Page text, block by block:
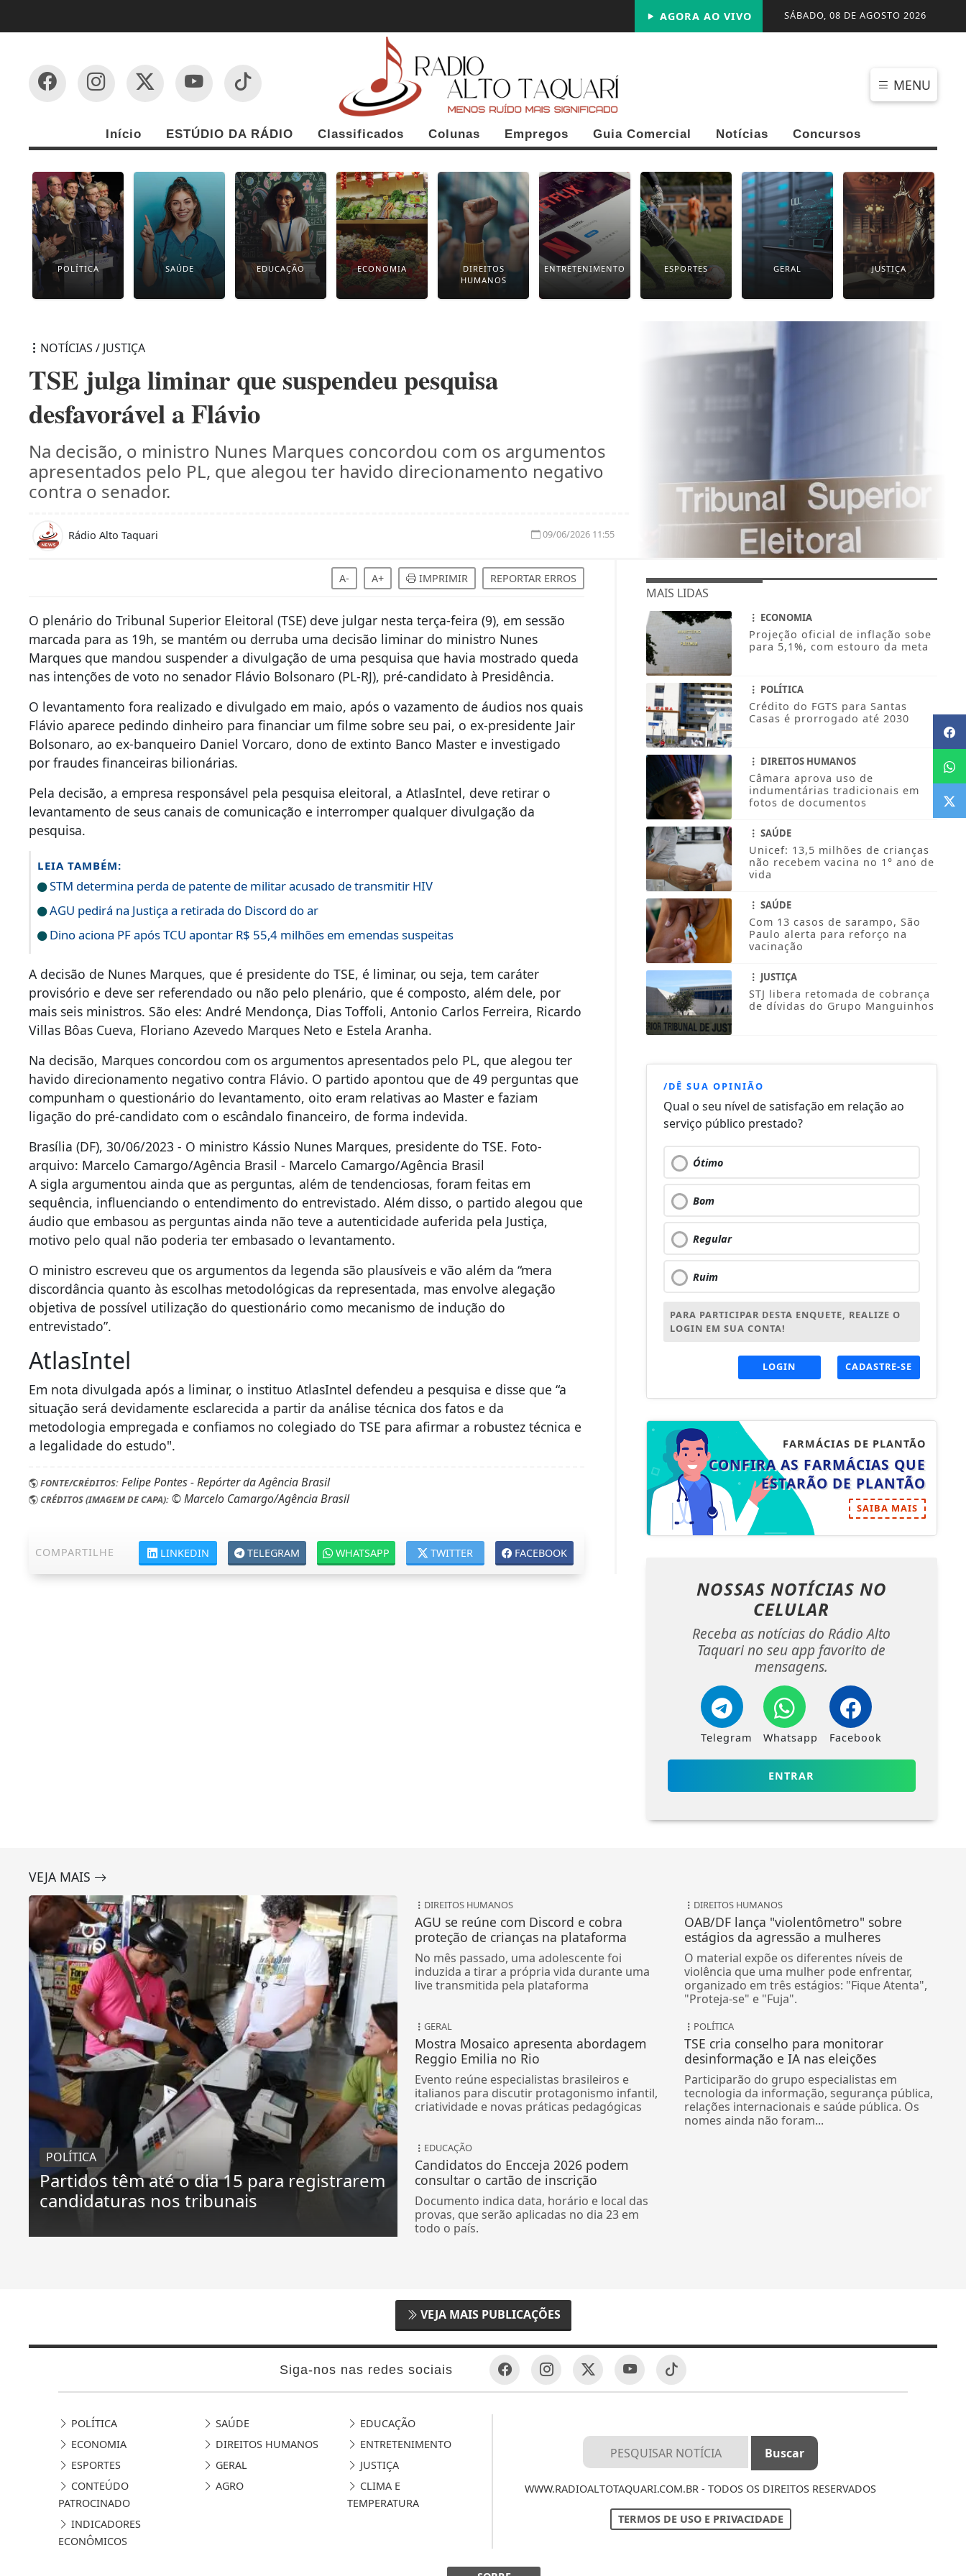
SÁBADO, 08 DE AGOSTO 2026
AGORA AO VIVO
MENU
Início ESTÚDIO DA RÁDIO Classificados Colunas Empregos Guia Comercial Notícias Concursos
POLÍTICA SAÚDE EDUCAÇÃO ECONOMIA
DIREITOS
HUMANOS
ENTRETENIMENTO ESPORTES GERAL JUSTIÇA
NOTÍCIAS / JUSTIÇA
TSE julga liminar que suspendeu pesquisa
desfavorável a Flávio
Na decisão, o ministro Nunes Marques concordou com os argumentos
apresentados pelo PL, que alegou ter havido direcionamento negativo
contra o senador.
Rádio Alto Taquari 09/06/2026 11:55
A- A+ IMPRIMIR REPORTAR ERROS
O plenário do Tribunal Superior Eleitoral (TSE) deve julgar nesta terça-feira (9), em sessão
marcada para as 19h, se mantém ou derruba uma decisão liminar do ministro Nunes
Marques que mandou suspender a divulgação de uma pesquisa que havia mostrado queda
nas intenções de voto no senador Flávio Bolsonaro (PL-RJ), pré-candidato à Presidência.
O levantamento fora realizado e divulgado em maio, após o vazamento de áudios nos quais
Flávio aparece pedindo dinheiro para financiar um filme sobre seu pai, o ex-presidente Jair
Bolsonaro, ao ex-banqueiro Daniel Vorcaro, dono de extinto Banco Master e investigado
por fraudes financeiras bilionárias.
Pela decisão, a empresa responsável pela pesquisa eleitoral, a AtlasIntel, deve retirar o
levantamento de seus canais de comunicação e interromper qualquer divulgação da
pesquisa.
LEIA TAMBÉM:
STM determina perda de patente de militar acusado de transmitir HIV
AGU pedirá na Justiça a retirada do Discord do ar
Dino aciona PF após TCU apontar R$ 55,4 milhões em emendas suspeitas
A decisão de Nunes Marques, que é presidente do TSE, é liminar, ou seja, tem caráter
provisório e deve ser referendado ou não pelo plenário, que é composto, além dele, por
mais seis ministros. São eles: André Mendonça, Dias Toffoli, Antonio Carlos Ferreira, Ricardo
Villas Bôas Cueva, Floriano Azevedo Marques Neto e Estela Aranha.
Na decisão, Marques concordou com os argumentos apresentados pelo PL, que alegou ter
havido direcionamento negativo contra Flávio. O partido apontou que de 49 perguntas que
compunham o questionário do levantamento, oito eram relativas ao Master e faziam
ligação do pré-candidato com o escândalo financeiro, de forma indevida.
Brasília (DF), 30/06/2023 - O ministro Kássio Nunes Marques, presidente do TSE. Foto-
arquivo: Marcelo Camargo/Agência Brasil - Marcelo Camargo/Agência Brasil
A sigla argumentou ainda que as perguntas, além de tendenciosas, foram feitas em
sequência, influenciando o entendimento do entrevistado. Além disso, o partido alegou que
áudio que embasou as perguntas ainda não teve a autenticidade auferida pela Justiça,
motivo pelo qual não poderia ter embasado o levantamento.
O ministro escreveu que os argumentos da legenda são plausíveis e vão além da “mera
discordância quanto às escolhas metodológicas da representada, mas envolve alegação
objetiva de possível utilização do questionário como mecanismo de indução do
entrevistado”.
AtlasIntel
Em nota divulgada após a liminar, o instituo AtlasIntel defendeu a pesquisa e disse que “a
situação será devidamente esclarecida a partir da análise técnica dos fatos e da
metodologia empregada e confiamos no colegiado do TSE para afirmar a robustez técnica e
a legalidade do estudo".
FONTE/CRÉDITOS: Felipe Pontes - Repórter da Agência Brasil
CRÉDITOS (IMAGEM DE CAPA): © Marcelo Camargo/Agência Brasil
COMPARTILHE FACEBOOK
TWITTER
WHATSAPP
TELEGRAM
LINKEDIN
MAIS LIDAS
ECONOMIA
Projeção oficial de inflação sobe
para 5,1%, com estouro da meta
POLÍTICA
Crédito do FGTS para Santas
Casas é prorrogado até 2030
DIREITOS HUMANOS
Câmara aprova uso de
indumentárias tradicionais em
fotos de documentos
SAÚDE
Unicef: 13,5 milhões de crianças
não recebem vacina no 1° ano de
vida
SAÚDE
Com 13 casos de sarampo, São
Paulo alerta para reforço na
vacinação
JUSTIÇA
STJ libera retomada de cobrança
de dívidas do Grupo Manguinhos
/DÊ SUA OPINIÃO
Qual o seu nível de satisfação em relação ao
serviço público prestado?
Ótimo
Bom
Regular
Ruim
PARA PARTICIPAR DESTA ENQUETE, REALIZE O
LOGIN EM SUA CONTA!
LOGIN CADASTRE-SE
FARMÁCIAS DE PLANTÃO
CONFIRA AS FARMÁCIAS QUE
ESTARÃO DE PLANTÃO
SAIBA MAIS
NOSSAS NOTÍCIAS NO
CELULAR
Receba as notícias do Rádio Alto
Taquari no seu app favorito de
mensagens.
Telegram Whatsapp Facebook
ENTRAR
VEJA MAIS
POLÍTICA
Partidos têm até o dia 15 para registrarem
candidaturas nos tribunais
DIREITOS HUMANOS
AGU se reúne com Discord e cobra
proteção de crianças na plataforma
No mês passado, uma adolescente foi
induzida a tirar a própria vida durante uma
live transmitida pela plataforma
DIREITOS HUMANOS
OAB/DF lança "violentômetro" sobre
estágios da agressão a mulheres
O material expõe os diferentes níveis de
violência que uma mulher pode enfrentar,
organizado em três estágios: "Fique Atenta",
"Proteja-se" e "Fuja".
GERAL
Mostra Mosaico apresenta abordagem
Reggio Emilia no Rio
Evento reúne especialistas brasileiros e
italianos para discutir protagonismo infantil,
criatividade e novas práticas pedagógicas
POLÍTICA
TSE cria conselho para monitorar
desinformação e IA nas eleições
Participarão do grupo especialistas em
tecnologia da informação, segurança pública,
relações internacionais e saúde pública. Os
nomes ainda não foram...
EDUCAÇÃO
Candidatos do Encceja 2026 podem
consultar o cartão de inscrição
Documento indica data, horário e local das
provas, que serão aplicadas no dia 23 em
todo o país.
VEJA MAIS PUBLICAÇÕES
Siga-nos nas redes sociais
POLÍTICA SAÚDE
EDUCAÇÃO
ECONOMIA
DIREITOS HUMANOS
ENTRETENIMENTO
ESPORTES
GERAL
JUSTIÇA
CONTEÚDO
PATROCINADO
AGRO
CLIMA E
TEMPERATURA
INDICADORES
ECONÔMICOS
WWW.RADIOALTOTAQUARI.COM.BR - TODOS OS DIREITOS RESERVADOS
TERMOS DE USO E PRIVACIDADE